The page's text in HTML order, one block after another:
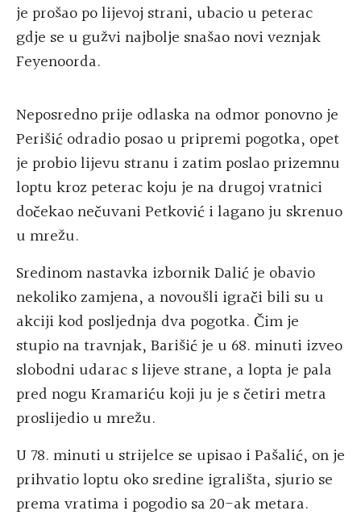
je prošao po lijevoj strani, ubacio u peterac
gdje se u gužvi najbolje snašao novi veznjak
Feyenoorda.
Neposredno prije odlaska na odmor ponovno je
Perišić odradio posao u pripremi pogotka, opet
je probio lijevu stranu i zatim poslao prizemnu
loptu kroz peterac koju je na drugoj vratnici
dočekao nečuvani Petković i lagano ju skrenuo
u mrežu.
Sredinom nastavka izbornik Dalić je obavio
nekoliko zamjena, a novoušli igrači bili su u
akciji kod posljednja dva pogotka. Čim je
stupio na travnjak, Barišić je u 68. minuti izveo
slobodni udarac s lijeve strane, a lopta je pala
pred nogu Kramariću koji ju je s četiri metra
proslijedio u mrežu.
U 78. minuti u strijelce se upisao i Pašalić, on je
prihvatio loptu oko sredine igrališta, sjurio se
prema vratima i pogodio sa 20-ak metara.